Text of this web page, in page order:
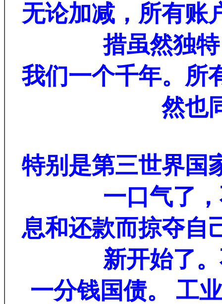
无论加减，所有账
措虽然独
我们一个千年。所
然也
特别是第三世界国
一口气了
息和还款而掠夺自
新开始了
一分钱国债。 工